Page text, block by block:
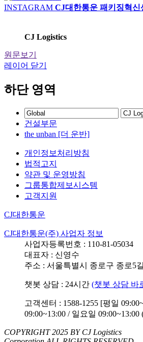
INSTAGRAM CJ대한통운 패키징혁
CJ Logistics
원문보기
레이어 닫기
하단 영역
건설부문
the unban [더 운반]
개인정보처리방침
법적고지
약관 및 운영방침
그룹통합제보시스템
고객지원
CJ대한통운
CJ대한통운(주) 사업자 정보
사업자등록번호 : 110-81-05034
대표자 : 신영수
주소 : 서울특별시 종로구 종로5
챗봇 상담 : 24시간 (챗봇 상담 바
고객센터 : 1588-1255 [평일
09:00~13:00 / 일요일
COPYRIGHT 2025 BY CJ Logistics